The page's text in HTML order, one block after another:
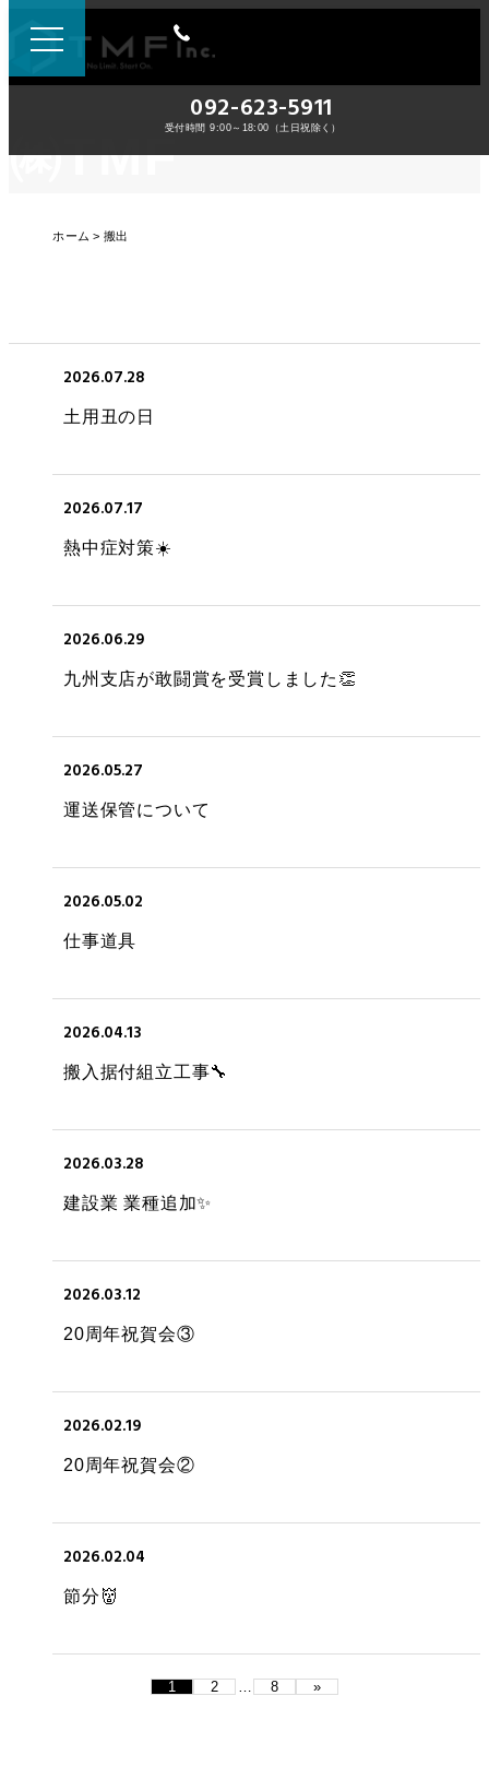
092-623-5911
受付時間 9:00～18:00（土日祝除く）
㈱TMF
ホーム 搬出
2026.07.28
土用丑の日
2026.07.17
熱中症対策☀️
2026.06.29
九州支店が敢闘賞を受賞しました👏
2026.05.27
運送保管について
2026.05.02
仕事道具
2026.04.13
搬入据付組立工事🔧
2026.03.28
建設業 業種追加✨
2026.03.12
20周年祝賀会③
2026.02.19
20周年祝賀会②
2026.02.04
節分👹
1 2 … 8 »